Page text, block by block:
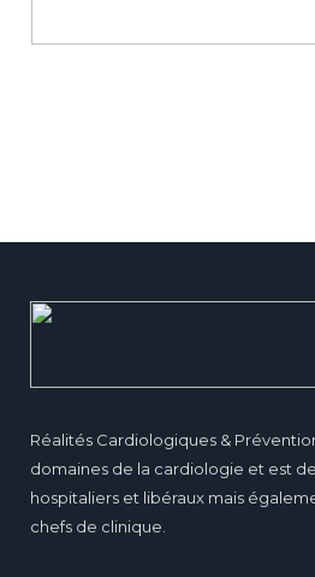
Réalités Cardiologiques &
domaines de la cardiologie et est
hospitaliers et libéraux mais
chefs de clinique.